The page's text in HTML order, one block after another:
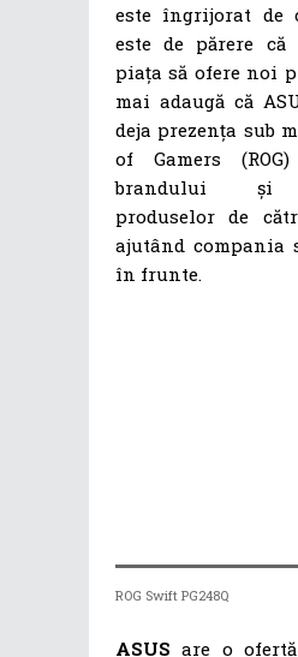
este îngrijorat de
este de părere că
piața să ofere noi
mai adaugă că
deja prezența sub
of Gamers
brandului și
produselor de
ajutând compania
în frunte.
ROG Swift PG248Q
ASUS are o